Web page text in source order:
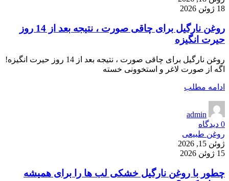
18 ژوئن 2026
روغن نارگیل برای چاقی صورت ، نتیجه بعد از 14 روز
حیرت انگیزه
روغن نارگیل برای چاقی صورت ، نتیجه بعد از 14 روز حیرت انگیزه!
اگه از صورت لاغر و استخوونی خسته
ادامه مطلب
admin
0 دیدگاه
روغن طبیعی
ژوئن 15, 2026
15 ژوئن 2026
چطور با روغن نارگیل خشکی لب ها را برای همیشه